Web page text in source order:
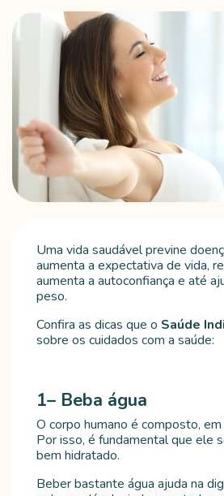
Uma vida saudável previne
aumenta a expectativa de vida,
aumenta a autoconfiança e até
peso.
Confira as dicas que o Saúde
sobre os cuidados com a saúde:
1– Beba água
O corpo humano é composto,
Por isso, é fundamental que ele
bem hidratado.
Beber bastante água ajuda na